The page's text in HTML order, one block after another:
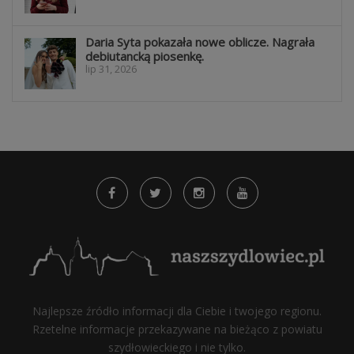
Daria Syta pokazała nowe oblicze. Nagrała
debiutancką piosenkę.
lip 31, 2026
Najlepsze źródło informacji dla Ciebie i twojego regionu.
Rzetelne informacje przekazywane na bieżąco z powiatu
szydłowieckiego i nie tylko.